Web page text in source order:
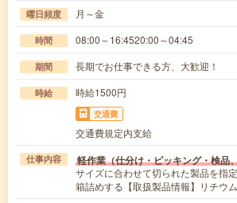
曜日頻度 月～金
時間 08:00～16:4520:00～04:45
期間 長期でお仕事できる方、大歓迎！
時給 時給1500円
交通費
交通費規定内支給
仕事内容 軽作業（仕分け・ピッキング・検品
サイズに合わせて切られた製品を指
箱詰めする【取扱製品情報】リチウ